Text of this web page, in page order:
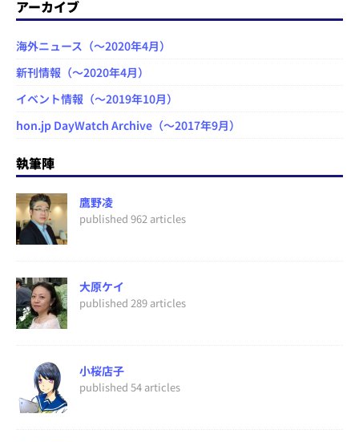
アーカイブ
海外ニュース（～2020年4月）
新刊情報（～2020年4月）
イベント情報（～2019年10月）
hon.jp DayWatch Archive（～2017年9月）
執筆陣
鷹野凌
published 962 articles
大原ケイ
published 289 articles
小桜店子
published 54 articles